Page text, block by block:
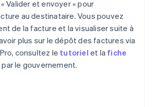
Valider et envoyer » pour
au destinataire. Vous pouvez
de la facture et la visualiser suite à
plus sur le dépôt des factures via
consultez le tutoriel et la fiche
le gouvernement.